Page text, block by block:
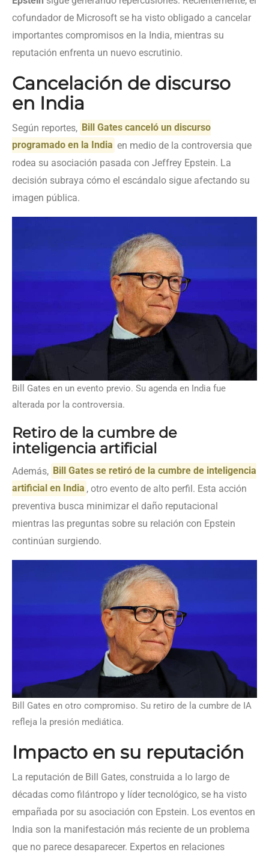
cofundador de Microsoft se ha visto obligado a cancelar
importantes compromisos en la India, mientras su
reputación enfrenta un nuevo escrutinio.
Cancelación de discurso
en India
Según reportes, Bill Gates canceló un discurso
programado en la India en medio de la controversia que
rodea su asociación pasada con Jeffrey Epstein. La
decisión subraya cómo el escándalo sigue afectando su
imagen pública.
Bill Gates en un evento previo. Su agenda en India fue
alterada por la controversia.
Retiro de la cumbre de
inteligencia artificial
Además, Bill Gates se retiró de la cumbre de inteligencia
artificial en India , otro evento de alto perfil. Esta acción
preventiva busca minimizar el daño reputacional
mientras las preguntas sobre su relación con Epstein
continúan surgiendo.
Bill Gates en otro compromiso. Su retiro de la cumbre de IA
refleja la presión mediática.
Impacto en su reputación
La reputación de Bill Gates, construida a lo largo de
décadas como filántropo y líder tecnológico, se ha visto
empañada por su asociación con Epstein. Los eventos en
India son la manifestación más reciente de un problema
que no parece desaparecer. Expertos en relaciones